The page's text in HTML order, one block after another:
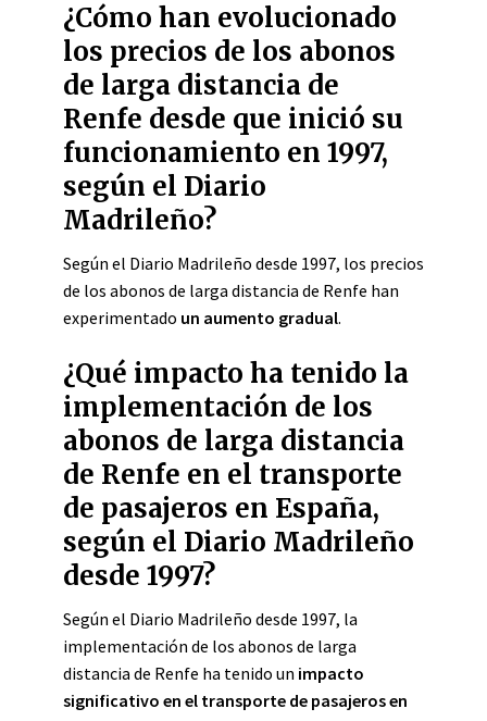
¿Cómo han evolucionado
los precios de los abonos
de larga distancia de
Renfe desde que inició su
funcionamiento en 1997,
según el Diario
Madrileño?
Según el Diario Madrileño desde 1997, los precios
de los abonos de larga distancia de Renfe han
experimentado un aumento gradual.
¿Qué impacto ha tenido la
implementación de los
abonos de larga distancia
de Renfe en el transporte
de pasajeros en España,
según el Diario Madrileño
desde 1997?
Según el Diario Madrileño desde 1997, la
implementación de los abonos de larga
distancia de Renfe ha tenido un impacto
significativo en el transporte de pasajeros en